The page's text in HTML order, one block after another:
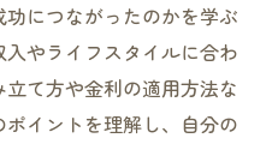
につながったのかを学ぶ
やライフスタイルに合わ
て方や金利の適用方法な
イントを理解し、自分の